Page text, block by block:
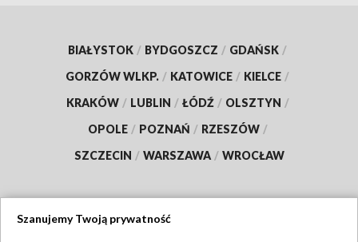
BIAŁYSTOK / BYDGOSZCZ / GDAŃSK /
GORZÓW WLKP. / KATOWICE / KIELCE /
KRAKÓW / LUBLIN / ŁÓDŹ / OLSZTYN /
OPOLE / POZNAŃ / RZESZÓW /
SZCZECIN / WARSZAWA / WROCŁAW
Szanujemy Twoją prywatność